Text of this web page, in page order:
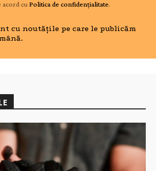
acord cuPolitica de confidențialitate.
cu noutățile pe care le publicăm